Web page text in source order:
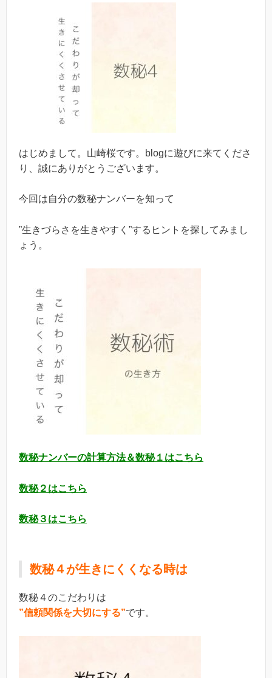
はじめまして。山崎桜です。blogに遊びに来てくださ
り、誠にありがとうございます。
今回は自分の数秘ナンバーを知って
”生きづらさを生きやすく”するヒントを探してみまし
ょう。
数秘ナンバーの計算方法＆数秘１はこちら
数秘２はこちら
数秘３はこちら
数秘４が生きにくくなる時は
数秘４のこだわりは
”信頼関係を大切にする”です。